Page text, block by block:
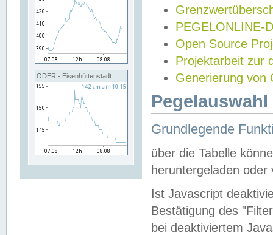
ODER - Eisenhüttenstadt
PEGELONLINE-
Open Source
Projektarbeit zur
Generierung von
Grundlegende
über die Tabelle
heruntergeladen oder
Ist Javascript
Bestätigung des
bei deaktiviertem